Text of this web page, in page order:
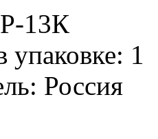
13К
упаковке: 1
Россия